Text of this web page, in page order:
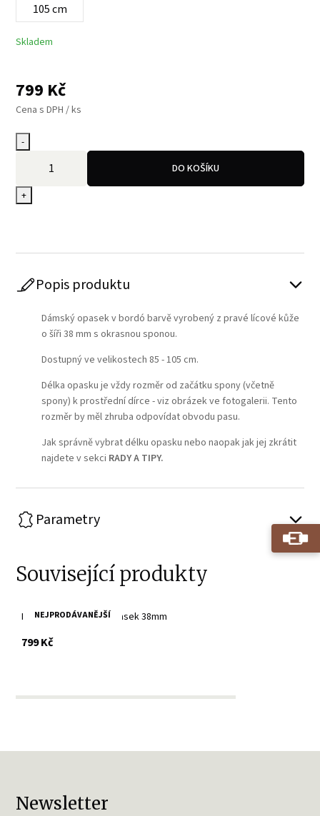
105 cm
Skladem
799 Kč
Cena s DPH / ks
-
+
DO KOŠÍKU
Popis produktu
Dámský opasek v bordó barvě vyrobený z pravé lícové kůže
o šíři 38 mm s okrasnou sponou.
Dostupný ve velikostech 85 - 105 cm.
Délka opasku je vždy rozměr od začátku spony (včetně
spony) k prostřední dírce - viz obrázek ve fotogalerii. Tento
rozměr by měl zhruba odpovídat obvodu pasu.
Jak správně vybrat délku opasku nebo naopak jak jej zkrátit
najdete v sekci RADY A TIPY.
Parametry
Související produkty
NEJPRODÁVANĚJŠÍ
Dámský kožený bilý opasek 38mm
799 Kčs DPH
Newsletter